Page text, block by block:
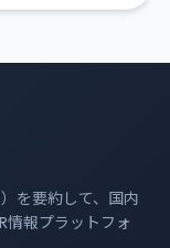
を要約して、国内
情報プラットフォ